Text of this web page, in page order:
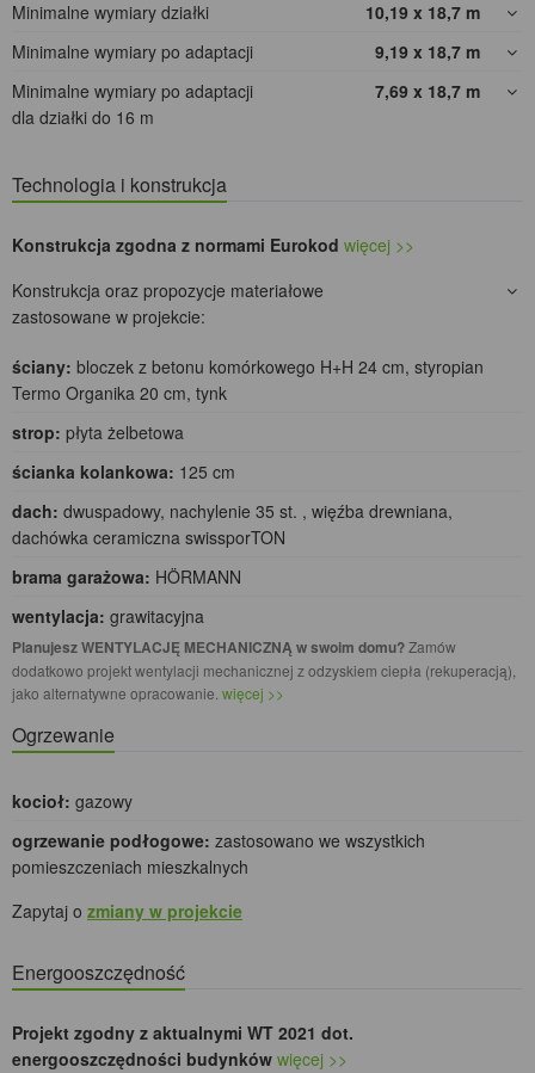
Minimalne wymiary działki 10,19 x 18,7 m
Minimalne wymiary po adaptacji
9,19 x 18,7 m
Minimalne wymiary po adaptacji
dla działki do 16 m
7,69 x 18,7 m
Technologia i konstrukcja
Konstrukcja zgodna z normami Eurokod więcej >>
Konstrukcja oraz propozycje materiałowe
zastosowane w projekcie:
ściany: bloczek z betonu komórkowego H+H 24 cm, styropian
Termo Organika 20 cm, tynk
strop: płyta żelbetowa
ścianka kolankowa: 125 cm
dach: dwuspadowy, nachylenie 35 st. , więźba drewniana,
dachówka ceramiczna swissporTON
brama garażowa: HÖRMANN
wentylacja: grawitacyjna
Planujesz WENTYLACJĘ MECHANICZNĄ w swoim domu?Zamów
dodatkowo projekt wentylacji mechanicznej z odzyskiem ciepła (rekuperacją),
jako alternatywne opracowanie. więcej >>
Ogrzewanie
kocioł: gazowy
ogrzewanie podłogowe: zastosowano we wszystkich
pomieszczeniach mieszkalnych
Zapytaj o zmiany w projekcie
Energooszczędność
Projekt zgodny z aktualnymi WT 2021 dot.
energooszczędności budynków więcej >>